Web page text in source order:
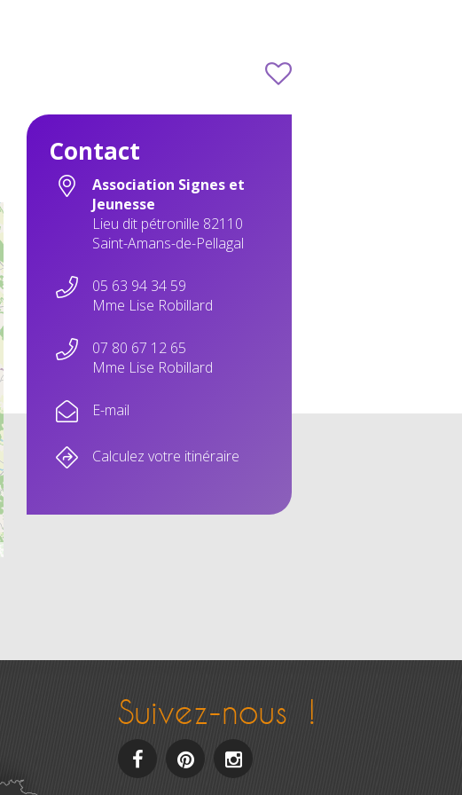
Contact
Association Signes et
Jeunesse
Lieu dit pétronille 82110
Saint-Amans-de-Pellagal
05 63 94 34 59
Mme Lise Robillard
07 80 67 12 65
Mme Lise Robillard
E-mail
Calculez votre itinéraire
Suivez-nous !